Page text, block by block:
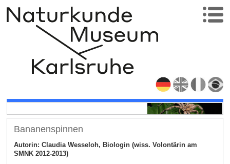
Bananenspinnen
Autorin: Claudia Wesseloh, Biologin (wiss. Volontärin am
SMNK 2012-2013)